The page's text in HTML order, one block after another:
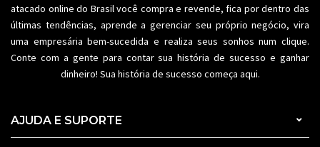
atacado online do Brasil você compra e revende, fica por dentro das
últimas tendências, aprende a gerenciar seu próprio negócio, vira
uma empresária bem-sucedida e realiza seus sonhos num clique.
Conte com a gente para contar sua história de sucesso e ganhar
dinheiro! Sua história de sucesso começa aqui.
AJUDA E SUPORTE